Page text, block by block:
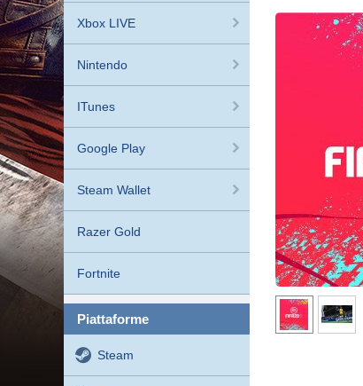
Xbox LIVE
Nintendo
ITunes
Google Play
Steam Wallet
Razer Gold
Fortnite
piattaforme
Steam